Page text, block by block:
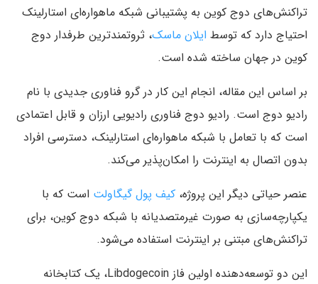
تراکنش‌های دوج کوین به پشتیبانی شبکه ماهواره‌ای استارلینک
احتیاج دارد که توسط ایلان ماسک، ثروتمندترین طرفدار دوج
کوین در جهان ساخته شده است.
بر اساس این مقاله، انجام این کار در گرو فناوری جدیدی با نام
رادیو دوج است. رادیو دوج فناوری رادیویی ارزان و قابل اعتمادی
است که با تعامل با شبکه ماهواره‌ای استارلینک، دسترسی افراد
بدون اتصال به اینترنت را امکان‌پذیر می‌کند.
عنصر حیاتی دیگر این پروژه، کیف پول گیگاولت است که با
یکپارچه‌سازی به صورت غیرمتصدیانه با شبکه دوج کوین، برای
تراکنش‌های مبتنی بر اینترنت استفاده می‌شود.
این دو توسعه‌دهنده اولین فاز Libdogecoin، یک کتابخانه